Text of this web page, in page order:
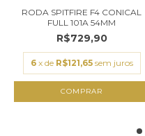
RODA SPITFIRE F4 CONICAL
FULL 101A 54MM
R$729,90
6 x de R$121,65 sem juros
COMPRAR